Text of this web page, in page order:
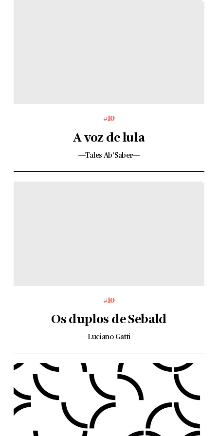
#10
A voz de lula
—Tales Ab'Saber—
#10
Os duplos de Sebald
—Luciano Gatti—